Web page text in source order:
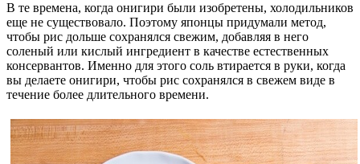
В те времена, когда онигири были изобретены, холодильников
еще не существовало. Поэтому японцы придумали метод,
чтобы рис дольше сохранялся свежим, добавляя в него
соленый или кислый ингредиент в качестве естественных
консервантов. Именно для этого соль втирается в руки, когда
вы делаете онигири, чтобы рис сохранялся в свежем виде в
течение более длительного времени.